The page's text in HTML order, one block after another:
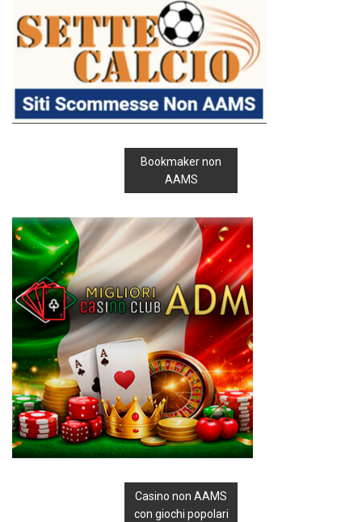
Bookmaker non
AAMS
Casino non AAMS
con giochi popolari